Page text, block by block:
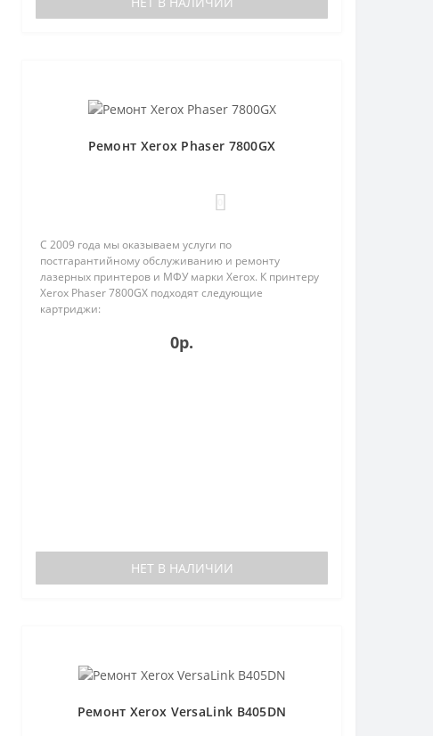
Ремонт Xerox Phaser 7800GX
С 2009 года мы оказываем услуги по
постгарантийному обслуживанию и ремонту
лазерных принтеров и МФУ марки Xerox. К принтеру
Xerox Phaser 7800GX подходят следующие
картриджи:
0р.
НЕТ В НАЛИЧИИ
Ремонт Xerox VersaLink B405DN